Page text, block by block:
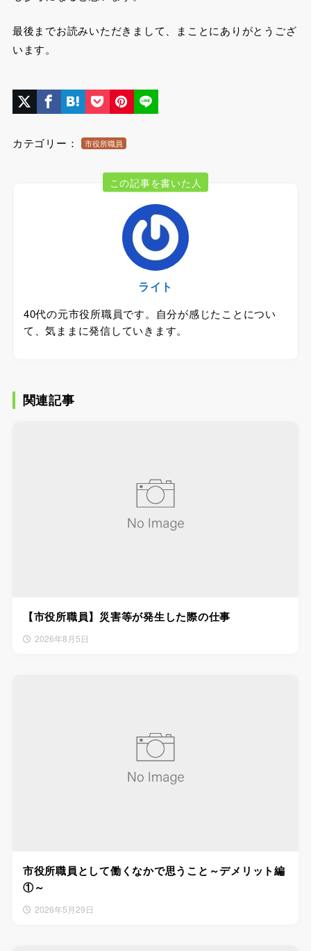
最後までお読みいただきまして、まことにありがとうござ
います。
カテゴリー： 市役所職員
この記事を書いた人
ライト
40代の元市役所職員です。自分が感じたことについ
て、気ままに発信していきます。
関連記事
【市役所職員】災害等が発生した際の仕事
2026年8月5日
市役所職員として働くなかで思うこと～デメリット編
①～
2026年5月29日